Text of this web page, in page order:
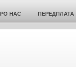
НАС ПЕРЕДПЛАТА